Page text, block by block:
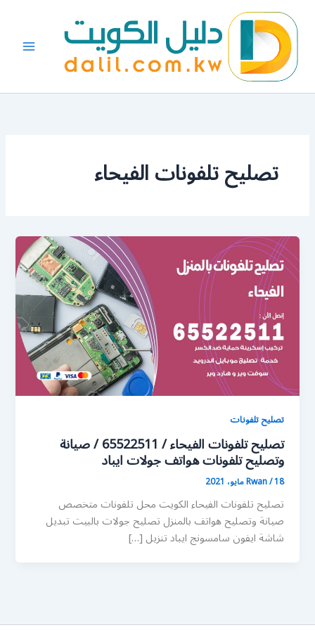
المحتوى
تصليح تلفونات الفيحاء
تصليح تلفونات
تصليح تلفونات الفيحاء / 65522511 / صيانة
وتصليح تلفونات هواتف جولات ايباد
Rwan/18 مايو، 2021
تصليح تلفونات الفيحاء الكويت محل تلفونات متخصص
صيانة وتصليح هواتف بالمنزل تصليح جولات بالبيت تبديل
شاشة ايفون سامسونج ايباد تنزيل […]